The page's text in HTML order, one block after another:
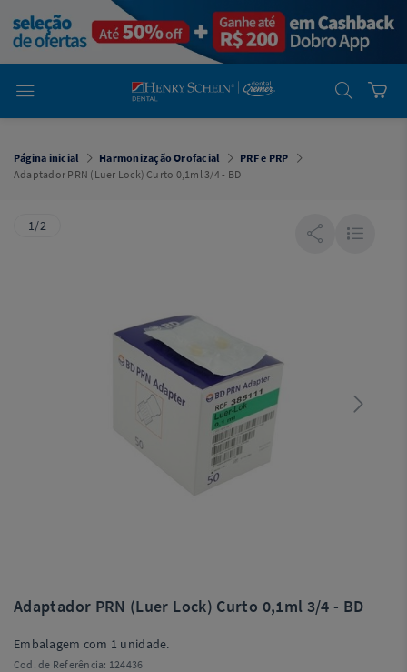
Dental
Cremer -
Henry Schein
Laboratório
Laboratório
Cremer -
Henry Schein
Página inicial Harmonização Orofacial
PRF e PRP
Adaptador PRN (Luer Lock) Curto 0,1ml 3/4 - BD
1/2
Adaptador PRN (Luer Lock) Curto 0,1ml 3/4 - BD
Embalagem com 1 unidade.
Cod. de Referência: 124436